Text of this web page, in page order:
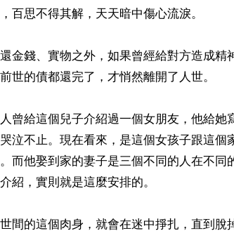
百思不得其解，天天暗中傷心流淚。
金錢、實物之外，如果曾經給對方造成精
世的債都還完了，才悄然離開了人世。
曾給這個兒子介紹過一個女朋友，他給她
泣不止。現在看來，是這個女孩子跟這個
而他娶到家的妻子是三個不同的人在不同
紹，實則就是這麼安排的。
間的這個肉身，就會在迷中掙扎，直到脫